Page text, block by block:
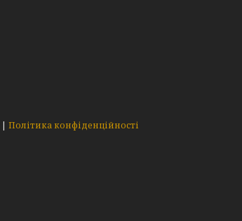
| Політика конфіденційності